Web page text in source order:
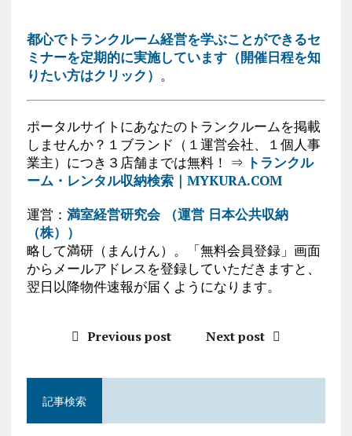
都心でトランクルーム経営を学ぶことができるセ
ミナーを定期的に実施しています（開催日程を知
りたい方はクリック） 。
ポータルサイトにあなたのトランクルームを掲載
しませんか？１ブランド（１運営会社、１個人事
業主）につき３店舗までは無料！ ⇒ トランクル
ーム・レンタル収納検索｜MYKURA.COM
運営： 満室経営研究会 （運営 日本公共収納
（株））
略して満研（まんけん）。「無料会員登録」画面
からメールアドレスを登録していただきますと、
翌日以降物件速報が届くようになります。
Previous post Next post
記事検索